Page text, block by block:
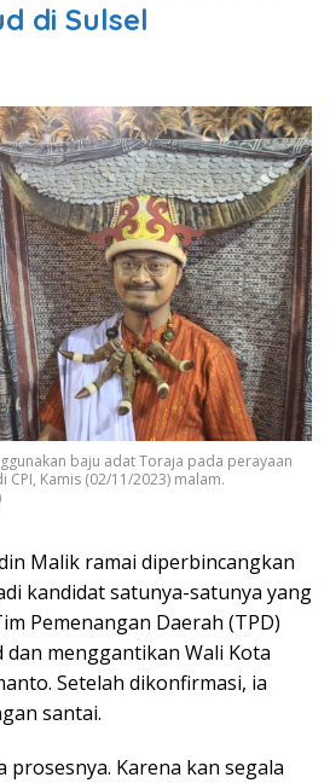
di Sulsel
baju adat Toraja pada perayaan
CPI, Kamis (02/11/2023) malam.
Malik ramai diperbincangkan
kandidat satunya-satunya yang
Pemenangan Daerah (TPD)
dan menggantikan Wali Kota
Setelah dikonfirmasi, ia
santai.
prosesnya. Karena kan segala